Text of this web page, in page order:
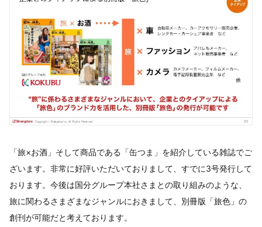
「旅×お酒」そして商品である「缶つま」を紹介している雑誌でご
ざいます。非常に好評いただいておりまして、すでに3号発行して
おります。今後は国分グループ本社さまとの取り組みのような、
旅に関わるさまざまなジャンルにおきまして、別冊版「旅色」の
創刊が可能だと考えております。